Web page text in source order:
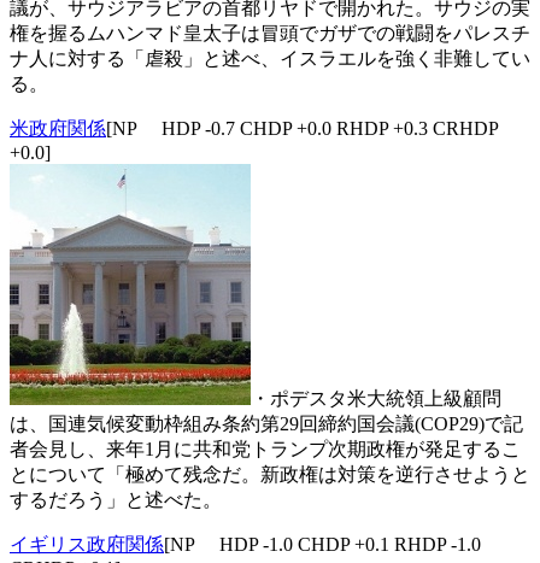
議が、サウジアラビアの首都リヤドで開かれた。サウジの実
権を握るムハンマド皇太子は冒頭でガザでの戦闘をパレスチ
ナ人に対する「虐殺」と述べ、イスラエルを強く非難してい
る。
米政府関係[NP HDP -0.7 CHDP +0.0 RHDP +0.3 CRHDP
+0.0]
・ポデスタ米大統領上級顧問
は、国連気候変動枠組み条約第29回締約国会議(COP29)で記
者会見し、来年1月に共和党トランプ次期政権が発足するこ
とについて「極めて残念だ。新政権は対策を逆行させようと
するだろう」と述べた。
イギリス政府関係[NP HDP -1.0 CHDP +0.1 RHDP -1.0